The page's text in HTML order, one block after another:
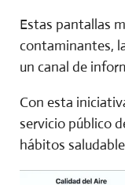
Estas pantallas
contaminantes,
un canal de
Con esta
servicio público
hábitos